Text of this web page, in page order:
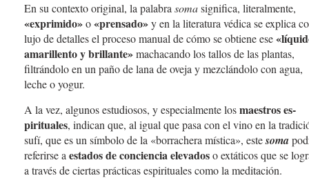
En su contexto original, la palabrasomasignifica, literalmente,
«exprimido»o«prensado»y en la literatura védica se explica
lujo de detalles el proceso manual de cómo se obtiene ese
amarillento y brillante»machacando los tallos de las plantas,
filtrándolo en un paño de lana de oveja y mezclándolo con agua,
leche o yogur.
A la vez, algunos estudiosos, y especialmente losmaestros es­
pirituales, indican que, al igual que pasa con el vino en la
sufí, que es un símbolo de la «borrachera mística», estesoma
referirse a estados de conciencia elevadoso extáticos que se
a través de ciertas prácticas espirituales como la meditación.